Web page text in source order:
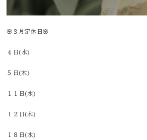
🌸３月定休日🌸
４日(水)
５日(木)
１１日(水)
１２日(木)
１８日(水)